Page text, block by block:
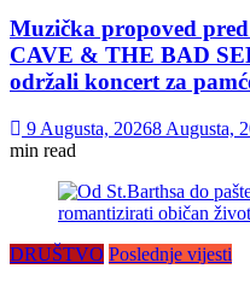
Muzička propoved
CAVE & THE BAD
održali koncert za
9 Augusta, 20268 Augusta,
min read
DRUŠTVO Poslednje vijesti